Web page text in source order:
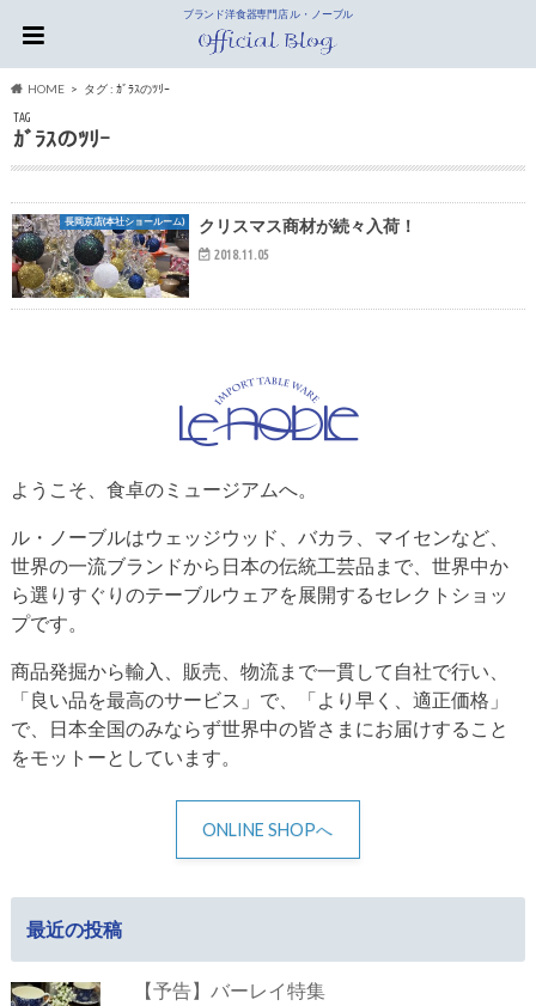
ブランド洋食器専門店 ル・ノーブル
HOME タグ : ｶﾞﾗｽのﾂﾘｰ
TAG
ｶﾞﾗｽのﾂﾘｰ
長岡京店(本社ショールーム) クリスマス商材が続々入荷！
2018.11.05
ようこそ、食卓のミュージアムへ。
ル・ノーブルはウェッジウッド、バカラ、マイセンなど、
世界の一流ブランドから日本の伝統工芸品まで、世界中か
ら選りすぐりのテーブルウェアを展開するセレクトショッ
プです。
商品発掘から輸入、販売、物流まで一貫して自社で行い、
「良い品を最高のサービス」で、「より早く、適正価格」
で、日本全国のみならず世界中の皆さまにお届けすること
をモットーとしています。
ONLINE SHOPへ
最近の投稿
【予告】バーレイ特集